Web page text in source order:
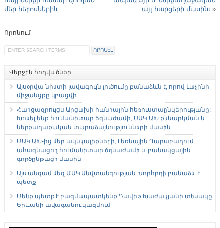
մեր հերոսներին:
այլ հարցերի մասին։ »
Որոնում
Վերջին հոդվածներ
Այսօրվա նիստի լավագույն լուծումը բանաձևն է, որով Լաչինի
միջանցքը կբացվի
Հարցազրույցս Արցախի հանրային հեռուստաընկերությանը:
Խոսել ենք հումանիտար ճգնաժամի, ՄԱԿ ԱԽ քննարկման և
ներքաղաքական տարաձայնությունների մասին:
ՄԱԿ ԱԽ-ից մեր ակնկալիքների, Լեռնային Ղարաբաղում
ահագնացող հումանիտար ճգնաժամի և բանակցային
գործընթացի մասին
Այս անգամ մեզ ՄԱԿ Անվտանգության խորհրդի բանաձև է
պետք
Մենք պետք է բազմապատկենք Դավիթ Խաժակյանի տեսակը
Երևանի ավագանու կազմում